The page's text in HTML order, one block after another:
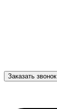
Заказать звонок